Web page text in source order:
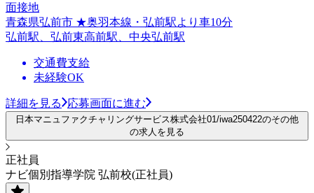
面接地
青森県弘前市 ★奥羽本線・弘前駅より車10分
弘前駅、弘前東高前駅、中央弘前駅
交通費支給
未経験OK
詳細を見る 応募画面に進む
日本マニュファクチャリングサービス株式会社01/iwa250422のその他
の求人を見る
正社員
ナビ個別指導学院 弘前校(正社員)